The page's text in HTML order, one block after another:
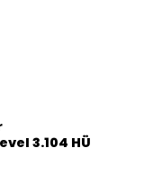
3.104 HÜ